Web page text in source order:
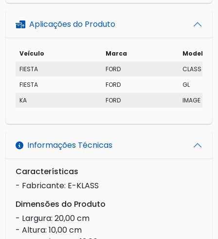
Aplicações do Produto
Veículo Marca
Modelo
FIESTA
FORD
CLASS
FIESTA
FORD
GL
KA
FORD IMAGE
Informações Técnicas
Características
- Fabricante: E-KLASS
Dimensões do Produto
- Largura: 20,00 cm
- Altura: 10,00 cm